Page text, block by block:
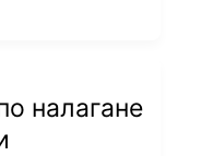
налагане